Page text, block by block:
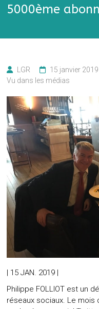
5000ème
LGR 15 janvier 2019
Vu dans les médias
| 15 JAN. 2019 |
Philippe FOLLIOT est un
réseaux sociaux. Le mois